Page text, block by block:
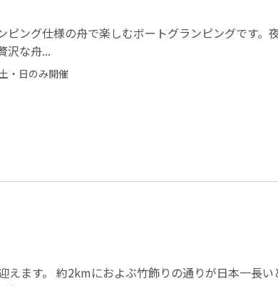
ング仕様の舟で楽しむボートグランピングです。
沢な舟...
・日のみ開催
えます。 約2kmにおよぶ竹飾りの通りが日本一長い